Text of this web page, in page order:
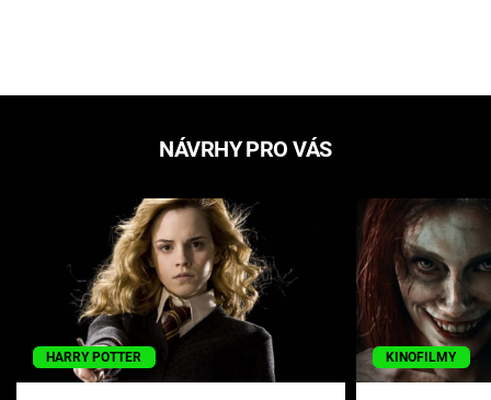
NÁVRHY PRO VÁS
HARRY POTTER KINOFILMY